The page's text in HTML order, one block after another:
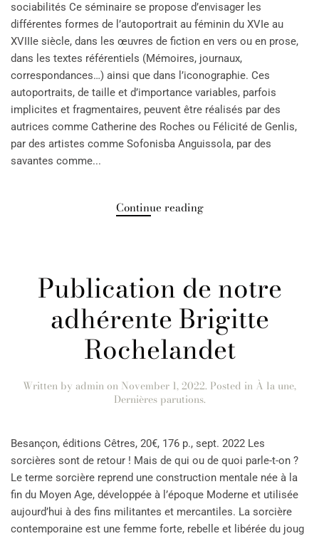
sociabilités Ce séminaire se propose d’envisager les
différentes formes de l’autoportrait au féminin du XVIe au
XVIIIe siècle, dans les œuvres de fiction en vers ou en prose,
dans les textes référentiels (Mémoires, journaux,
correspondances…) ainsi que dans l’iconographie. Ces
autoportraits, de taille et d’importance variables, parfois
implicites et fragmentaires, peuvent être réalisés par des
autrices comme Catherine des Roches ou Félicité de Genlis,
par des artistes comme Sofonisba Anguissola, par des
savantes comme...
Continue reading
Publication de notre
adhérente Brigitte
Rochelandet
Written by admin on November 1, 2022. Posted in À la une,
Dernières parutions.
Besançon, éditions Cêtres, 20€, 176 p., sept. 2022 Les
sorcières sont de retour ! Mais de qui ou de quoi parle-t-on ?
Le terme sorcière reprend une construction mentale née à la
fin du Moyen Age, développée à l’époque Moderne et utilisée
aujourd’hui à des fins militantes et mercantiles. La sorcière
contemporaine est une femme forte, rebelle et libérée du joug